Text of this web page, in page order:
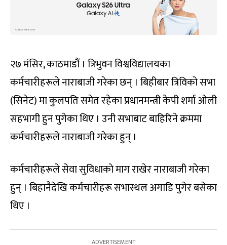
२७ मंसिर, काठमाडौं । त्रिभुवन विश्वविद्यालयका
कर्मचारीहरूले नाराबाजी गरेका छन् । बिहीबार त्रिविको सभा
(सिनेट) मा कुलपति समेत रहेका प्रधानमन्त्री केपी शर्मा ओली
सहभागी हुन पुगेका थिए । उनी सभाबाट बाहिरिने क्रममा
कर्मचारीहरूले नाराबाजी गरेका हुन् ।
कर्मचारीहरूले सेवा सुविधाको माग राखेर नाराबाजी गरेका
हुन् । बिहानैदेखि कर्मचारीहरू सभास्थल अगाडि पुगेर बसेका
थिए ।